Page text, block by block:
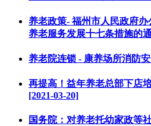
养老政策- 福州市人民政府
养老服务发展十七条措施的
养老院连锁 - 康养场所消防
再提高！益年养老总部下店
[2021-03-20]
国务院：对养老托幼家政等